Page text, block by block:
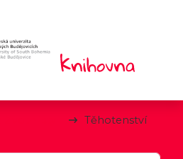
Těhotenství